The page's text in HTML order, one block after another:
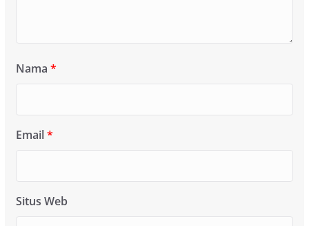
Nama *
Email*
Situs Web